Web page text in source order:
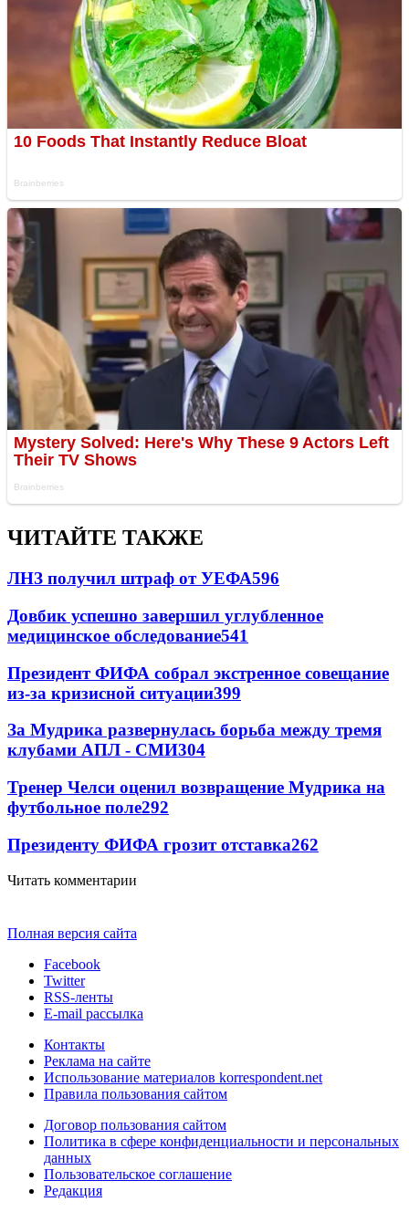
ЧИТАЙТЕ ТАКЖЕ
ЛНЗ получил штраф от УЕФА596
Довбик успешно завершил углубленное
медицинское обследование541
Президент ФИФА собрал экстренное совещание
из-за кризисной ситуации399
За Мудрика развернулась борьба между тремя
клубами АПЛ - СМИ304
Тренер Челси оценил возвращение Мудрика на
футбольное поле292
Президенту ФИФА грозит отставка262
Читать комментарии
Полная версия сайта
Facebook
Twitter
RSS-ленты
E-mail рассылка
Контакты
Реклама на сайте
Использование материалов korrespondent.net
Правила пользования сайтом
Договор пользования сайтом
Политика в сфере конфиденциальности и персональных
данных
Пользовательское соглашение
Редакция